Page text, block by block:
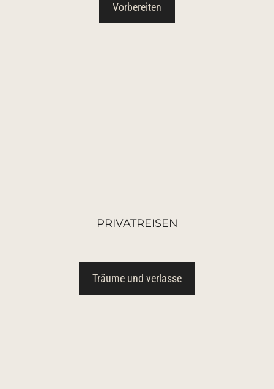
Vorbereiten
PRIVATREISEN
Träume und verlasse